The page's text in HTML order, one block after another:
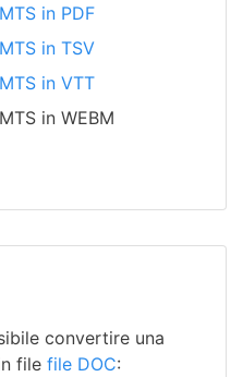
MTS in PDF
MTS in TSV
MTS in VTT
MTS in WEBM
convertire una
file file DOC: